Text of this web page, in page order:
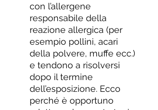
con l’allergene
responsabile della
reazione allergica (per
esempio pollini, acari
della polvere, muffe ecc.)
e tendono a risolversi
dopo il termine
dell’esposizione. Ecco
perché è opportuno